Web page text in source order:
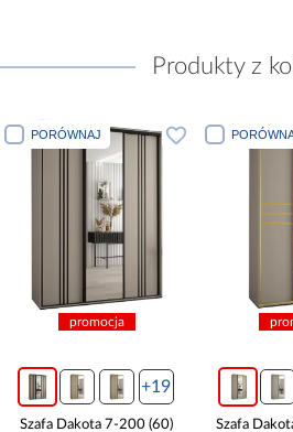
Produkty z
PORÓWNAJ
promocja
+19
Szafa Dakota 7-200 (60)
Szafa